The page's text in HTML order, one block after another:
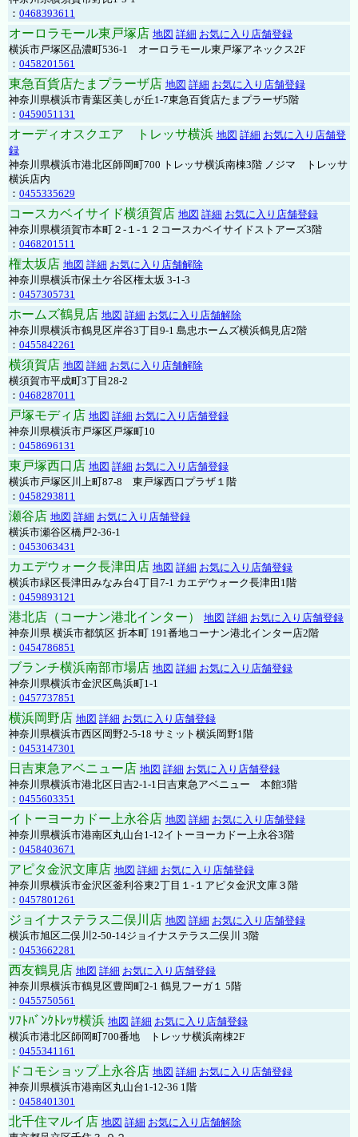
： 0468393611
オーロラモール東戸塚店 地図 詳細 お気に入り店舗登録
横浜市戸塚区品濃町536-1 オーロラモール東戸塚アネックス2F
： 0458201561
東急百貨店たまプラーザ店 地図 詳細 お気に入り店舗登録
神奈川県横浜市青葉区美しが丘1-7東急百貨店たまプラーザ5階
： 0459051131
オーディオスクエア トレッサ横浜 地図 詳細 お気に入り店舗登
録
神奈川県横浜市港北区師岡町700 トレッサ横浜南棟3階 ノジマ トレッサ
横浜店内
： 0455335629
コースカベイサイド横須賀店 地図 詳細 お気に入り店舗登録
神奈川県横須賀市本町２-１-１２コースカベイサイドストアーズ3階
： 0468201511
権太坂店 地図 詳細 お気に入り店舗解除
神奈川県横浜市保土ケ谷区権太坂 3-1-3
： 0457305731
ホームズ鶴見店 地図 詳細 お気に入り店舗解除
神奈川県横浜市鶴見区岸谷3丁目9-1 島忠ホームズ横浜鶴見店2階
： 0455842261
横須賀店 地図 詳細 お気に入り店舗解除
横須賀市平成町3丁目28-2
： 0468287011
戸塚モディ店 地図 詳細 お気に入り店舗登録
神奈川県横浜市戸塚区戸塚町10
： 0458696131
東戸塚西口店 地図 詳細 お気に入り店舗登録
横浜市戸塚区川上町87-8 東戸塚西口プラザ１階
： 0458293811
瀬谷店 地図 詳細 お気に入り店舗登録
横浜市瀬谷区橋戸2-36-1
： 0453063431
カエデウォーク長津田店 地図 詳細 お気に入り店舗登録
横浜市緑区長津田みなみ台4丁目7-1 カエデウォーク長津田1階
： 0459893121
港北店（コーナン港北インター） 地図 詳細 お気に入り店舗登録
神奈川県 横浜市都筑区 折本町 191番地コーナン港北インター店2階
： 0454786851
ブランチ横浜南部市場店 地図 詳細 お気に入り店舗登録
神奈川県横浜市金沢区鳥浜町1-1
： 0457737851
横浜岡野店 地図 詳細 お気に入り店舗登録
神奈川県横浜市西区岡野2-5-18 サミット横浜岡野1階
： 0453147301
日吉東急アベニュー店 地図 詳細 お気に入り店舗登録
神奈川県横浜市港北区日吉2-1-1日吉東急アベニュー 本館3階
： 0455603351
イトーヨーカドー上永谷店 地図 詳細 お気に入り店舗登録
神奈川県横浜市港南区丸山台1-12イトーヨーカドー上永谷3階
： 0458403671
アピタ金沢文庫店 地図 詳細 お気に入り店舗登録
神奈川県横浜市金沢区釜利谷東2丁目１-１アピタ金沢文庫３階
： 0457801261
ジョイナステラス二俣川店 地図 詳細 お気に入り店舗登録
横浜市旭区二俣川2-50-14ジョイナステラス二俣川 3階
： 0453662281
西友鶴見店 地図 詳細 お気に入り店舗登録
神奈川県横浜市鶴見区豊岡町2-1 鶴見フーガ１ 5階
： 0455750561
ｿﾌﾄﾊﾞﾝｸﾄﾚｯｻ横浜 地図 詳細 お気に入り店舗登録
横浜市港北区師岡町700番地 トレッサ横浜南棟2F
： 0455341161
ドコモショップ上永谷店 地図 詳細 お気に入り店舗登録
神奈川県横浜市港南区丸山台1-12-36 1階
： 0458401301
北千住マルイ店 地図 詳細 お気に入り店舗解除